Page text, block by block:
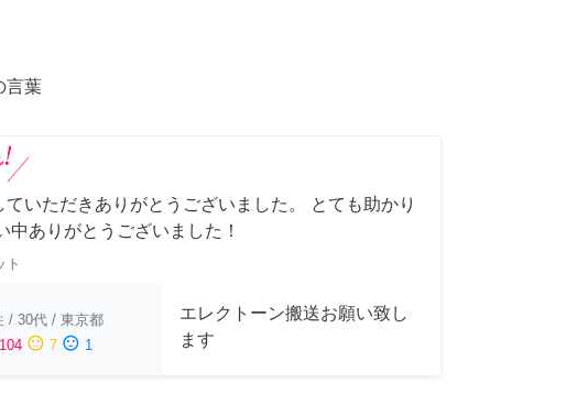
言葉
ていただきありがとうございました。 とても助かり
中ありがとうございました！
ト
/ 30代 / 東京都
104 sentiment_neutral 7 sentiment_dissatisfied 1
エレクトーン搬送お願い致し
ます